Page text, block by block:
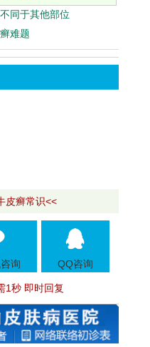
同于其他部位
难题
皮癣常识<<
询 QQ咨询
1秒 即时回复